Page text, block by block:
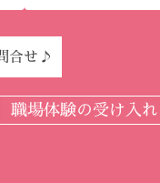
合せ♪
職場体験の受け入れ